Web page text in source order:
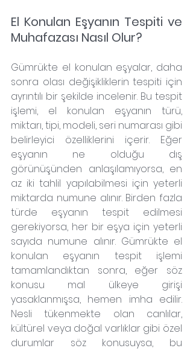
El Konulan Eşyanın Tespiti ve
Muhafazası Nasıl Olur?
Gümrükte el konulan eşyalar, daha
sonra olası değişikliklerin tespiti için
ayrıntılı bir şekilde incelenir. Bu tespit
işlemi, el konulan eşyanın türü,
miktarı, tipi, modeli, seri numarası gibi
belirleyici özelliklerini içerir. Eğer
eşyanın ne olduğu dış
görünüşünden anlaşılamıyorsa, en
az iki tahlil yapılabilmesi için yeterli
miktarda numune alınır. Birden fazla
türde eşyanın tespit edilmesi
gerekiyorsa, her bir eşya için yeterli
sayıda numune alınır. Gümrükte el
konulan eşyanın tespit işlemi
tamamlandıktan sonra, eğer söz
konusu mal ülkeye girişi
yasaklanmışsa, hemen imha edilir.
Nesli tükenmekte olan canlılar,
kültürel veya doğal varlıklar gibi özel
durumlar söz konusuysa, bu